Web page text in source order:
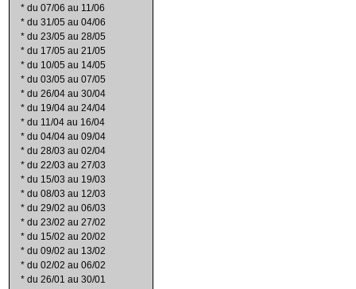
* du 07/06 au 11/06
* du 31/05 au 04/06
* du 23/05 au 28/05
* du 17/05 au 21/05
* du 10/05 au 14/05
* du 03/05 au 07/05
* du 26/04 au 30/04
* du 19/04 au 24/04
* du 11/04 au 16/04
* du 04/04 au 09/04
* du 28/03 au 02/04
* du 22/03 au 27/03
* du 15/03 au 19/03
* du 08/03 au 12/03
* du 29/02 au 06/03
* du 23/02 au 27/02
* du 15/02 au 20/02
* du 09/02 au 13/02
* du 02/02 au 06/02
* du 26/01 au 30/01